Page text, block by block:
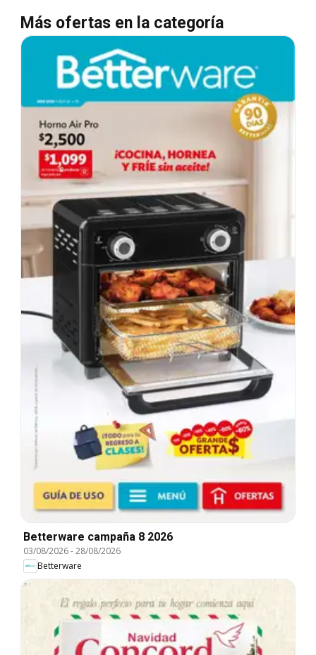
Más ofertas en la categoría
Betterware campaña 8 2026
03/08/2026-28/08/2026
Betterware